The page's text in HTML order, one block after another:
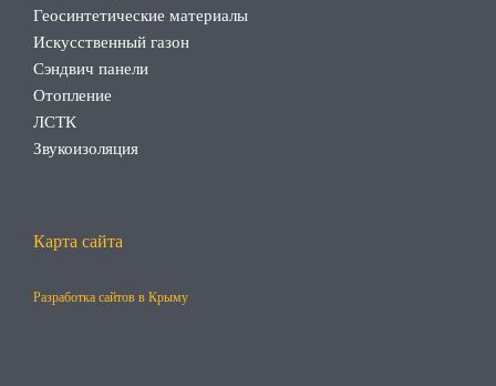
Геосинтетические материалы
Искусственный газон
Сэндвич панели
Отопление
ЛСТК
Звукоизоляция
Карта сайта
Разработка сайтов в Крыму